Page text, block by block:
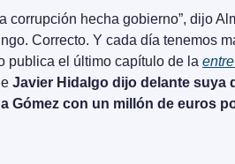
corrupción hecha gobierno”, dijo
Correcto. Y cada día tenemos
publica el último capítulo de la
Javier Hidalgo dijo delante suya
Gómez con un millón de euros